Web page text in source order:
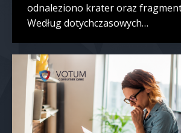
odnaleziono krater oraz
Według dotychczasowych…